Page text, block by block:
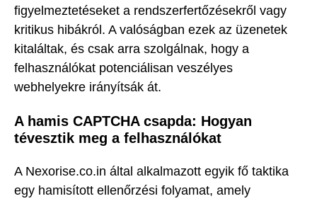
figyelmeztetéseket a rendszerfertőzésekről vagy
kritikus hibákról. A valóságban ezek az üzenetek
kitaláltak, és csak arra szolgálnak, hogy a
felhasználókat potenciálisan veszélyes
webhelyekre irányítsák át.
A hamis CAPTCHA csapda: Hogyan
tévesztik meg a felhasználókat
A Nexorise.co.in által alkalmazott egyik fő taktika
egy hamisított ellenőrzési folyamat, amely